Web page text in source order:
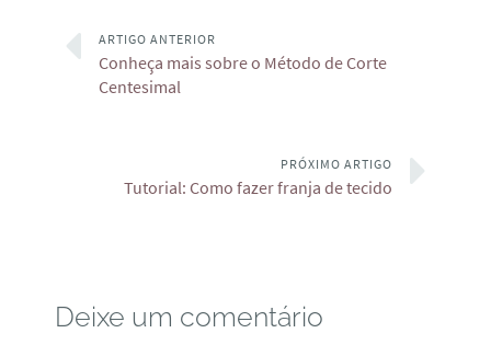
ARTIGO ANTERIOR
Conheça mais sobre o Método de Corte
Centesimal
PRÓXIMO ARTIGO
Tutorial: Como fazer franja de tecido
Deixe um comentário